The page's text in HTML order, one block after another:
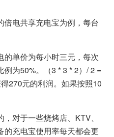
电共享充电宝为例，每台
的单价为每小时三元，每次
为50%。（3 * 3 * 2）/ 2 =
270元的利润。如果按照10
对于一些烧烤店、KTV、
的充电宝使用率每天都会更